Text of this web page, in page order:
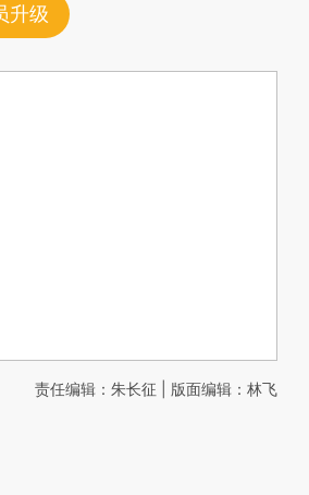
升级
责任编辑：朱长征 | 版面编辑：林飞